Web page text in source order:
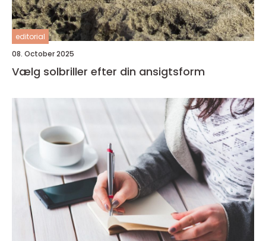
editorial
08. October 2025
Vælg solbriller efter din ansigtsform